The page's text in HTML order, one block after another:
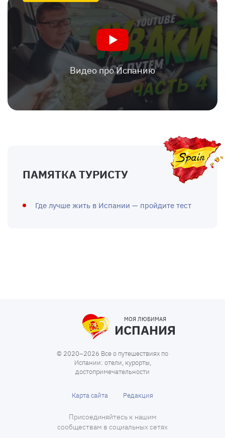
Видео про Испанию
ПАМЯТКА ТУРИСТУ
Где лучше жить в Испании — пройдите тест
МОЯ ЛЮБИМАЯ
ИСПАНИЯ
© 2020–2026 Все о путешествиях по
Испании: отели, курорты,
достопримечательности
Карта сайта Редакция
Присоединяйтесь к нашим
сообществам в социальных сетях